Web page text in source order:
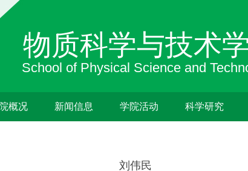
概况 新闻信息 学院活动 科学研究
刘伟民